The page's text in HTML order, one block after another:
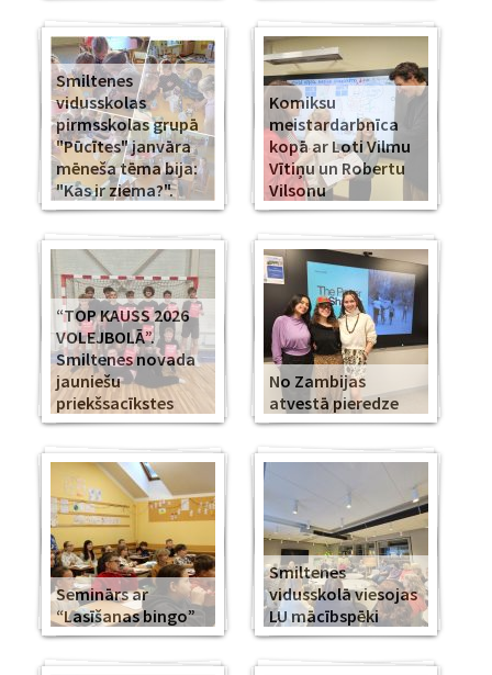
Smiltenes
vidusskolas
pirmsskolas grupā
"Pūcītes" janvāra
mēneša tēma bija:
"Kas ir ziema?".
Komiksu
meistardarbnīca
kopā ar Loti Vilmu
Vītiņu un Robertu
Vilsonu
“TOP KAUSS 2026
VOLEJBOLĀ”.
Smiltenes novada
jauniešu
priekšsacīkstes
No Zambijas
atvestā pieredze
Seminārs ar
“Lasīšanas bingo”
Smiltenes
vidusskolā viesojas
LU mācībspēki